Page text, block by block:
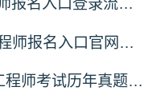
2026年中级注册安全工程师报名入口官网！唯一入口
2022-2025年中级安全工程师考试历年真题及答案汇总